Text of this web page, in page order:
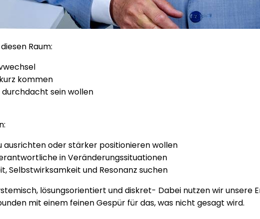
Raum:
kommen
durchdacht sein wollen
ausrichten oder stärker positionieren wollen
in Veränderungssituationen
Selbstwirksamkeit und Resonanz suchen
lösungsorientiert und diskret- Dabei nutzen wir unsere
mit einem feinen Gespür für das, was nicht gesagt wird.